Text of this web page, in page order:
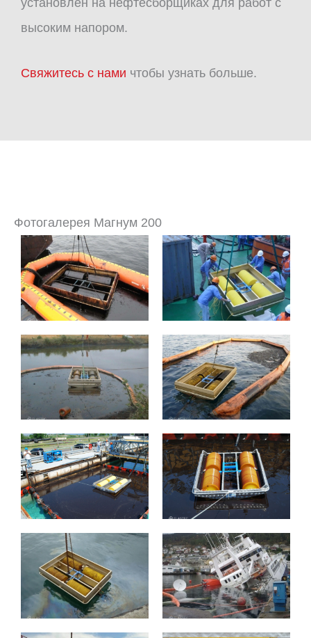
высоким напором.
Свяжитесь с нами чтобы узнать больше.
Фотогалерея Магнум 200